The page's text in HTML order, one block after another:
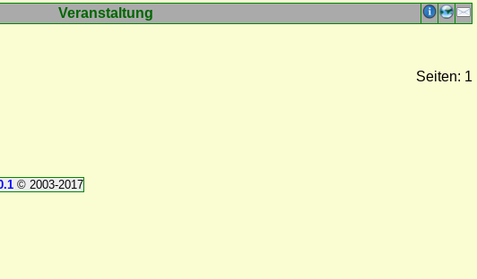
Veranstaltung
Seiten: 1
© 2003-2017